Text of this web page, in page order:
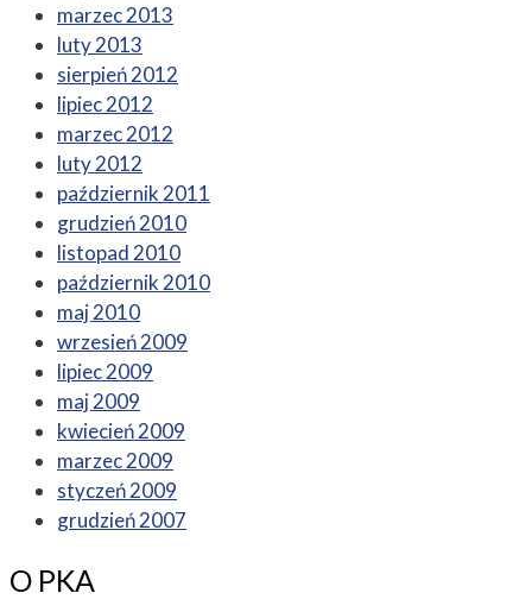
marzec 2013
luty 2013
sierpień 2012
lipiec 2012
marzec 2012
luty 2012
październik 2011
grudzień 2010
listopad 2010
październik 2010
maj 2010
wrzesień 2009
lipiec 2009
maj 2009
kwiecień 2009
marzec 2009
styczeń 2009
grudzień 2007
O PKA